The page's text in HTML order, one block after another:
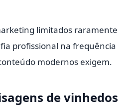
limitados raramente
profissional na frequência
modernos exigem.
de vinhedos